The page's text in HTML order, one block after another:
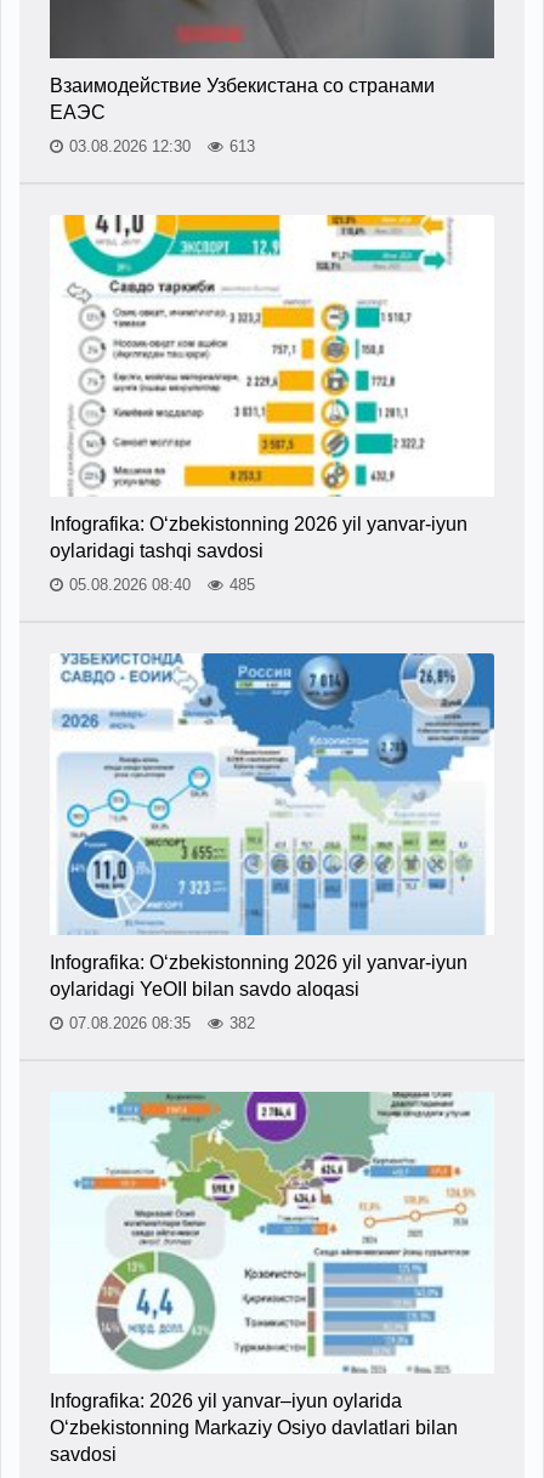
Взаимодействие Узбекистана со странами
ЕАЭС
03.08.2026 12:30 613
Infografika: O‘zbekistonning 2026 yil yanvar-iyun
oylaridagi tashqi savdosi
05.08.2026 08:40 485
Infografika: O‘zbekistonning 2026 yil yanvar-iyun
oylaridagi YeOII bilan savdo aloqasi
07.08.2026 08:35 382
Infografika: 2026 yil yanvar–iyun oylarida
O‘zbekistonning Markaziy Osiyo davlatlari bilan
savdosi